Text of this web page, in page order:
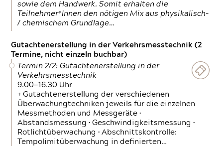
sowie dem Handwerk. Somit erhalten die
Teilnehmer*Innen den nötigen Mix aus physikalisch-
/ chemischem Grundlage…
Gutachtenerstellung in der Verkehrsmesstechnik (2
Termine, nicht einzeln buchbar)
Termin 2/2: Gutachtenerstellung in der
Verkehrsmesstechnik
9.00—16.30 Uhr
+ Gutachtenerstellung der verschiedenen
Überwachungtechniken jeweils für die einzelnen
Messmethoden und Messgeräte •
Abstandsmessung • Geschwindigkeitsmessung •
Rotlichtüberwachung • Abschnittskontrolle:
Tempolimitüberwachung in definierten…